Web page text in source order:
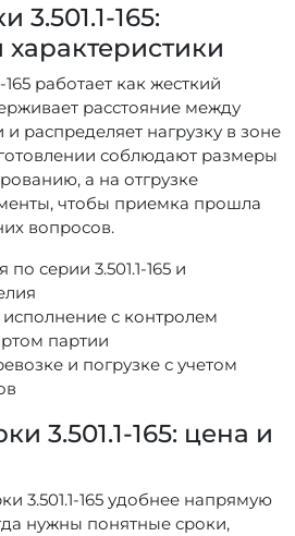
3.501.1-165:
работает как жесткий
расстояние между
распределяет нагрузку в зоне
соблюдают размеры
а на отгрузке
чтобы приемка прошла
вопросов.
серии 3.501.1-165 и
с контролем
партии
и погрузке с учетом
3.501.1-165: цена и
3.501.1-165 удобнее напрямую
нужны понятные сроки,